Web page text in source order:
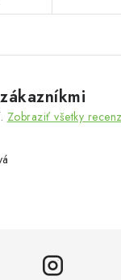
Zobraziť všetky